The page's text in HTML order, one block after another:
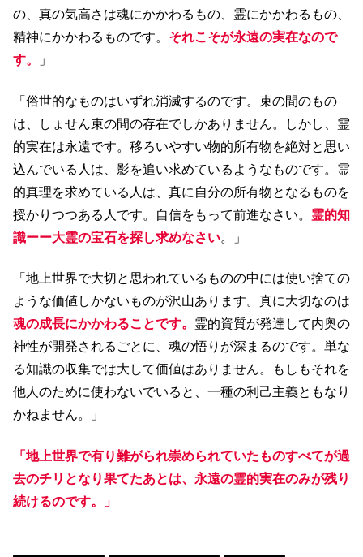
の、真の気高さは魂にかかわるもの、霊にかかわるもの、
精神にかかわるものです。 それこそが永遠の実在なので
す。
」
「俗世的なものはいずれ消滅するのです。束の間のもの
は、しょせん束の間の存在でしかありません。しかし、霊
的実在は永遠です。移ろいやすい物的所有物を絶対と思い
込んでいる人は、影を追い求めているようなものです。霊
的真理を求めている人は、真に自分の所有物となるものを
授かりつつある人です。自信をもって前進なさい。 霊的知
識ーー大霊の宝石を探し求めなさい。」
「地上世界で大切と思われているものの中には使い捨ての
ような価値しかないものが沢山あります。真に大切なのは
魂の成長にかかわることです。 霊的資質が発達して内奥の
神性が開発されるごとに、魂の悟りが深まるのです。単な
る知識の収集では大して価値はありません。もしもそれを
他人のために使わないでいると、一種の利己主義ともなり
かねません。」
「地上世界で有り難がられ崇められていたものすべてが過
去のチリとなり果てたあとは、永遠の霊的実在のみが残り
続けるのです。」